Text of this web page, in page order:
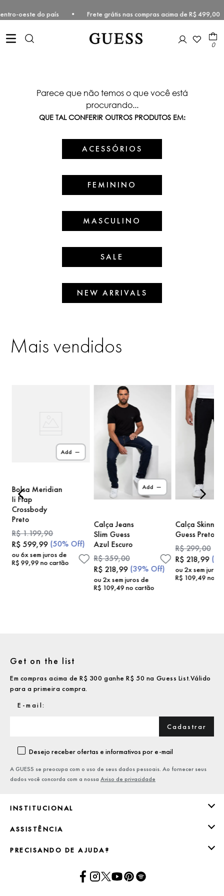
e Centro-oeste do país • Frete grátis nas compras acima de
0
Parece que não temos o que você está
procurando...
QUE TAL CONFERIR OUTROS PRODUTOS EM:
ACESSÓRIOS
FEMININO
MASCULINO
SALE
NEW ARRIVALS
Mais vendidos
Add
Bolsa Meridian
Ii Flap
Crossbody
Preto
R$1.199,90
R$ 599,99 (50% Off)
ou 6x sem juros de
R$ 99,99no cartão
Add
Calça Jeans
Slim Guess
Azul Escuro
R$359,00
R$ 218,99 (39% Off)
ou2x sem juros de
R$ 109,49no cartão
Calça Skinny
Guess Preto
R$299,00
R$ 218,99 (
ou 2x sem juros
R$ 109,49no
INSTITUCIONAL
ASSISTÊNCIA
PRECISANDO DE AJUDA?
Get on the list
Em compras acima de R$ 300 ganhe R$ 50 na Guess List.Válido
para a primeira compra.
Cadastrar
Desejo receber ofertas e informativos por e-mail
A GUESS se preocupa com o uso de seus dados pessoais. Ao fornecer seus
dados você concorda com a nossa Aviso de privacidade